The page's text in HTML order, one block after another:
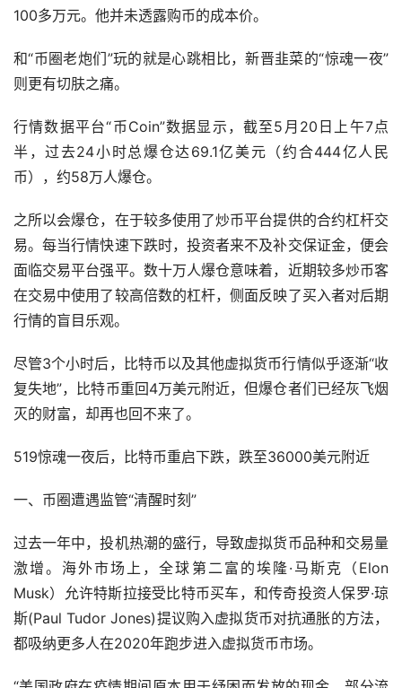
100多万元。他并未透露购币的成本价。
和“币圈老炮们”玩的就是心跳相比，新晋韭菜的“惊魂一夜”
则更有切肤之痛。
行情数据平台“币Coin”数据显示，截至5月20日上午7点
半，过去24小时总爆仓达69.1亿美元（约合444亿人民
币），约58万人爆仓。
之所以会爆仓，在于较多使用了炒币平台提供的合约杠杆交
易。每当行情快速下跌时，投资者来不及补交保证金，便会
面临交易平台强平。数十万人爆仓意味着，近期较多炒币客
在交易中使用了较高倍数的杠杆，侧面反映了买入者对后期
行情的盲目乐观。
尽管3个小时后，比特币以及其他虚拟货币行情似乎逐渐“收
复失地”，比特币重回4万美元附近，但爆仓者们已经灰飞烟
灭的财富，却再也回不来了。
519惊魂一夜后，比特币重启下跌，跌至36000美元附近
一、币圈遭遇监管“清醒时刻”
过去一年中，投机热潮的盛行，导致虚拟货币品种和交易量
激增。海外市场 上，全球第二富的埃隆·马斯克（Elon
Musk）允许特斯拉接受比特币买车 ，和传奇投资人保罗·琼
斯(Paul Tudor Jones)提议购入虚拟货币对抗通胀的方法，
都吸纳更多人在2020年跑步进入虚拟货币市场。